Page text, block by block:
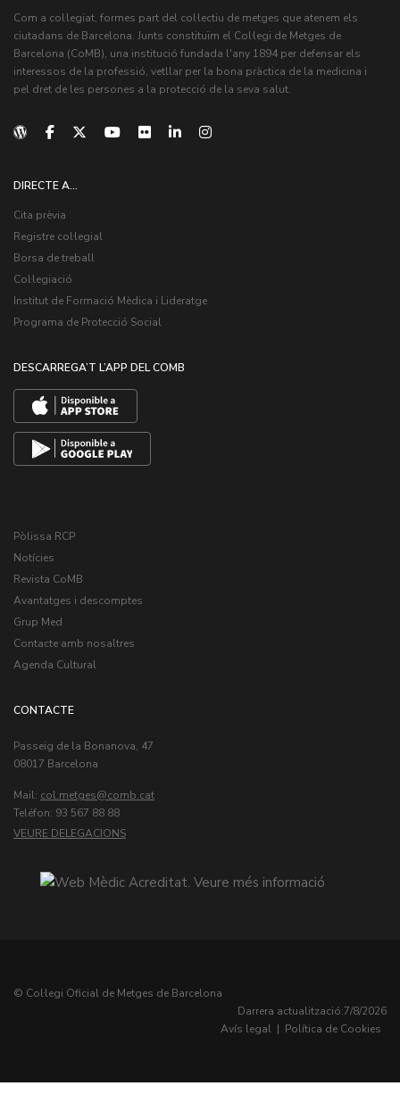
Com a col·legiat, formes part del col·lectiu de metges que atenem els
ciutadans de Barcelona. Junts constituïm el Col·legi de Metges de
Barcelona (CoMB), una institució fundada l'any 1894 per defensar els
interessos de la professió, vetllar per la bona pràctica de la medicina i
pel dret de les persones a la protecció de la seva salut.
DIRECTE A...
Cita prèvia
Registre col·legial
Borsa de treball
Col·legiació
Institut de Formació Mèdica i Lideratge
Programa de Protecció Social
DESCARREGA’T L’APP DEL COMB
Pòlissa RCP
Notícies
Revista CoMB
Avantatges i descomptes
Grup Med
Contacte amb nosaltres
Agenda Cultural
CONTACTE
Passeig de la Bonanova, 47
08017 Barcelona
Mail: col.metges
Teléfon: 93 567 88 88
VEURE DELEGACIONS
© Col·legi Oficial de Metges de Barcelona
Darrera actualització:7/8/2026
Avís legal | Política de Cookies